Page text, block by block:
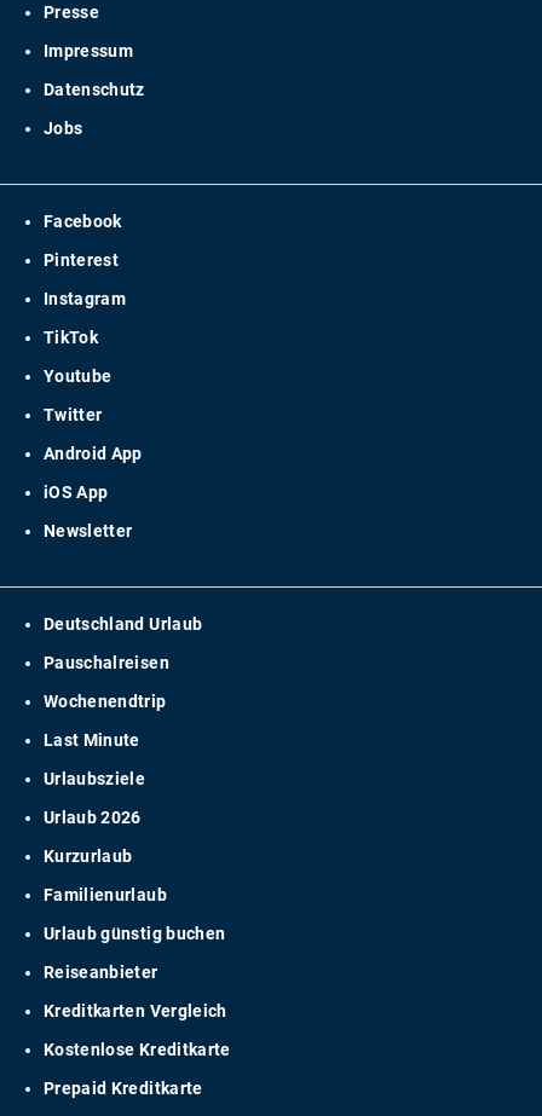
Presse
Impressum
Datenschutz
Jobs
Facebook
Pinterest
Instagram
TikTok
Youtube
Twitter
Android App
iOS App
Newsletter
Deutschland Urlaub
Pauschalreisen
Wochenendtrip
Last Minute
Urlaubsziele
Urlaub 2026
Kurzurlaub
Familienurlaub
Urlaub günstig buchen
Reiseanbieter
Kreditkarten Vergleich
Kostenlose Kreditkarte
Prepaid Kreditkarte